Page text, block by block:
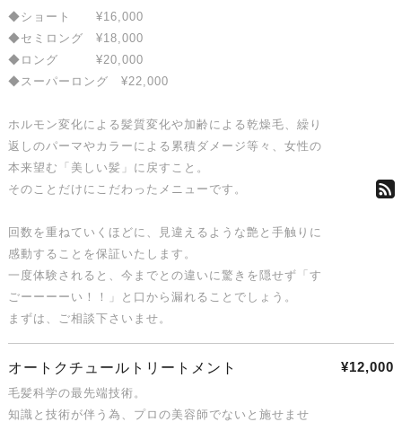
◆ショート ¥16,000
◆セミロング ¥18,000
◆ロング ¥20,000
◆スーパーロング ¥22,000
ホルモン変化による髪質変化や加齢による乾燥毛、繰り
返しのパーマやカラーによる累積ダメージ等々、女性の
本来望む「美しい髪」に戻すこと。
そのことだけにこだわったメニューです。
回数を重ねていくほどに、見違えるような艶と手触りに
感動することを保証いたします。
一度体験されると、今までとの違いに驚きを隠せず「す
ごーーーーい！！」と口から漏れることでしょう。
まずは、ご相談下さいませ。
オートクチュールトリートメント
毛髪科学の最先端技術。
知識と技術が伴う為、プロの美容師でないと施せませ
¥12,000